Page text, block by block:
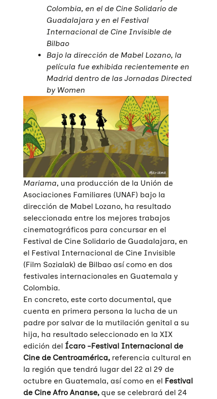
Colombia, en el de Cine Solidario de
Guadalajara y en el Festival
Internacional de Cine Invisible de
Bilbao
Bajo la dirección de Mabel Lozano, la
película fue exhibida recientemente en
Madrid dentro de las Jornadas Directed
by Women
Mariama, una producción de la Unión de
Asociaciones Familiares (UNAF) bajo la
dirección de Mabel Lozano, ha resultado
seleccionada entre los mejores trabajos
cinematográficos para concursar en el
Festival de Cine Solidario de Guadalajara, en
el Festival Internacional de Cine Invisible
(Film Sozialak) de Bilbao así como en dos
festivales internacionales en Guatemala y
Colombia.
En concreto, este corto documental, que
cuenta en primera persona la lucha de un
padre por salvar de la mutilación genital a su
hija, ha resultado seleccionado en la XIX
edición del Ícaro -Festival Internacional de
Cine de Centroamérica, referencia cultural en
la región que tendrá lugar del 22 al 29 de
octubre en Guatemala, así como en el Festival
de Cine Afro Ananse, que se celebrará del 24